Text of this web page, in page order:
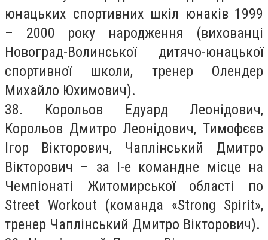
юнацьких спортивних шкіл юнаків 1999
– 2000 року народження (вихованці
Новоград-Волинської дитячо-юнацької
спортивної школи, тренер Олендер
Михайло Юхимович).
38. Корольов Едуард Леонідович,
Корольов Дмитро Леонідович, Тимофєєв
Ігор Вікторович, Чаплінський Дмитро
Вікторович – за І-е командне місце на
Чемпіонаті Житомирської області по
Street Workout (команда «Strong Spirit»,
тренер Чаплінський Дмитро Вікторович).